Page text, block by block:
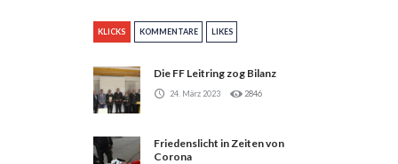
KLICKS KOMMENTARE LIKES
Die FF Leitring zog Bilanz
24. März 2023 2846
Friedenslicht in Zeiten von
Corona